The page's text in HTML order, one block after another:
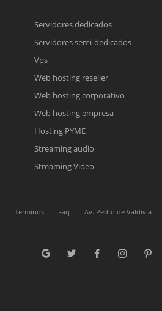
Reunión online
un correo electrónico con el enlace a
la reunión online.
Cotización
y nos contactaremos a la brevedad.
Chat Online
electrónico con sus datos personales.
Servidores dedicados
Servidores semi-dedicados
Vps
Web hosting reseller
Web hosting corporativo
Web hosting empresa
Hosting PYME
Streaming audio
Streaming Video
Terminos Faq
Av. Pedro de Valdivia